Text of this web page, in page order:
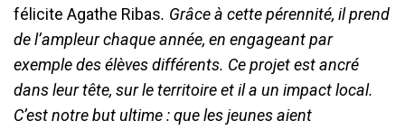
félicite Agathe Ribas. Grâce à cette pérennité, il prend
de l’ampleur chaque année, en engageant par
exemple des élèves différents. Ce projet est ancré
dans leur tête, sur le territoire et il a un impact local.
C’est notre but ultime : que les jeunes aient